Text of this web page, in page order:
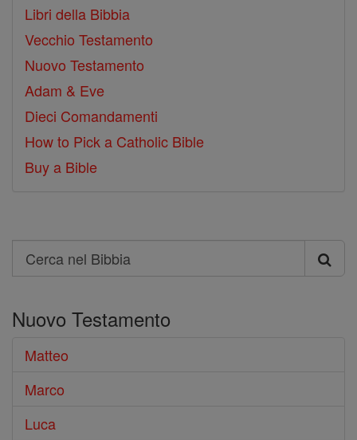
Libri della Bibbia
Vecchio Testamento
Nuovo Testamento
Adam & Eve
Dieci Comandamenti
How to Pick a Catholic Bible
Buy a Bible
Search
Cerca
Bibbia
Nuovo Testamento
Matteo
Marco
Luca